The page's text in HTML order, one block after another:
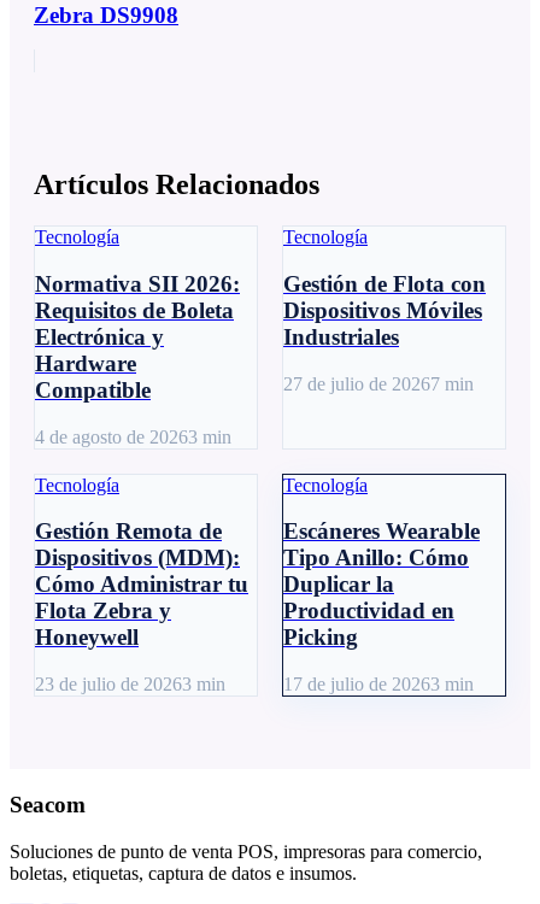
Zebra DS9908
Artículos Relacionados
Tecnología
Normativa SII 2026:
Requisitos de Boleta
Electrónica y
Hardware
Compatible
4 de agosto de 20263 min
Tecnología
Gestión de Flota con
Dispositivos Móviles
Industriales
27 de julio de 20267 min
Tecnología
Gestión Remota de
Dispositivos (MDM):
Cómo Administrar tu
Flota Zebra y
Honeywell
23 de julio de 20263 min
Tecnología
Escáneres Wearable
Tipo Anillo: Cómo
Duplicar la
Productividad en
Picking
17 de julio de 20263 min
Seacom
Soluciones de punto de venta POS, impresoras para comercio,
boletas, etiquetas, captura de datos e insumos.